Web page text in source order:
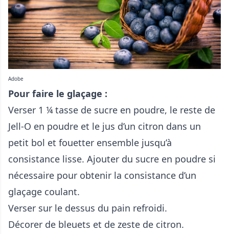
Adobe
Pour faire le glaçage :
Verser 1 ¼ tasse de sucre en poudre, le reste de
Jell-O en poudre et le jus d’un citron dans un
petit bol et fouetter ensemble jusqu’à
consistance lisse. Ajouter du sucre en poudre si
nécessaire pour obtenir la consistance d’un
glaçage coulant.
Verser sur le dessus du pain refroidi.
Décorer de bleuets et de zeste de citron.